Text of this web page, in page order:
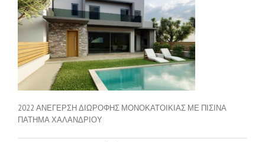
2022 ΑΝΕΓΕΡΣΗ ΔΙΩΡΟΦΗΣ ΜΟΝΟΚΑΤΟΙΚΙΑΣ ΜΕ ΠΙΣΙΝΑ
ΠΑΤΗΜΑ ΧΑΛΑΝΔΡΙΟΥ